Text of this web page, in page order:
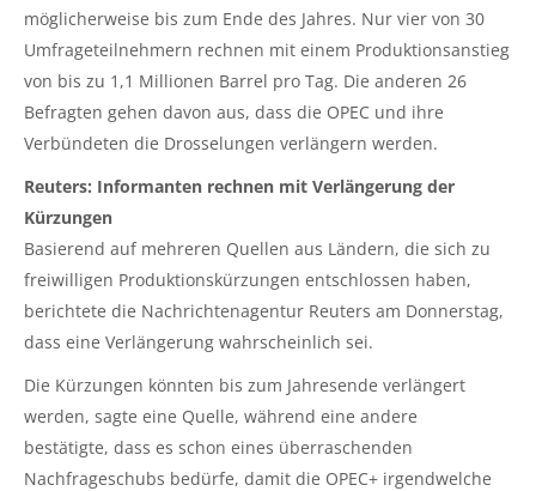
möglicherweise bis zum Ende des Jahres. Nur vier von 30
Umfrageteilnehmern rechnen mit einem Produktionsanstieg
von bis zu 1,1 Millionen Barrel pro Tag. Die anderen 26
Befragten gehen davon aus, dass die OPEC und ihre
Verbündeten die Drosselungen verlängern werden.
Reuters: Informanten rechnen mit Verlängerung der
Kürzungen
Basierend auf mehreren Quellen aus Ländern, die sich zu
freiwilligen Produktionskürzungen entschlossen haben,
berichtete die Nachrichtenagentur Reuters am Donnerstag,
dass eine Verlängerung wahrscheinlich sei.
Die Kürzungen könnten bis zum Jahresende verlängert
werden, sagte eine Quelle, während eine andere
bestätigte, dass es schon eines überraschenden
Nachfrageschubs bedürfe, damit die OPEC+ irgendwelche